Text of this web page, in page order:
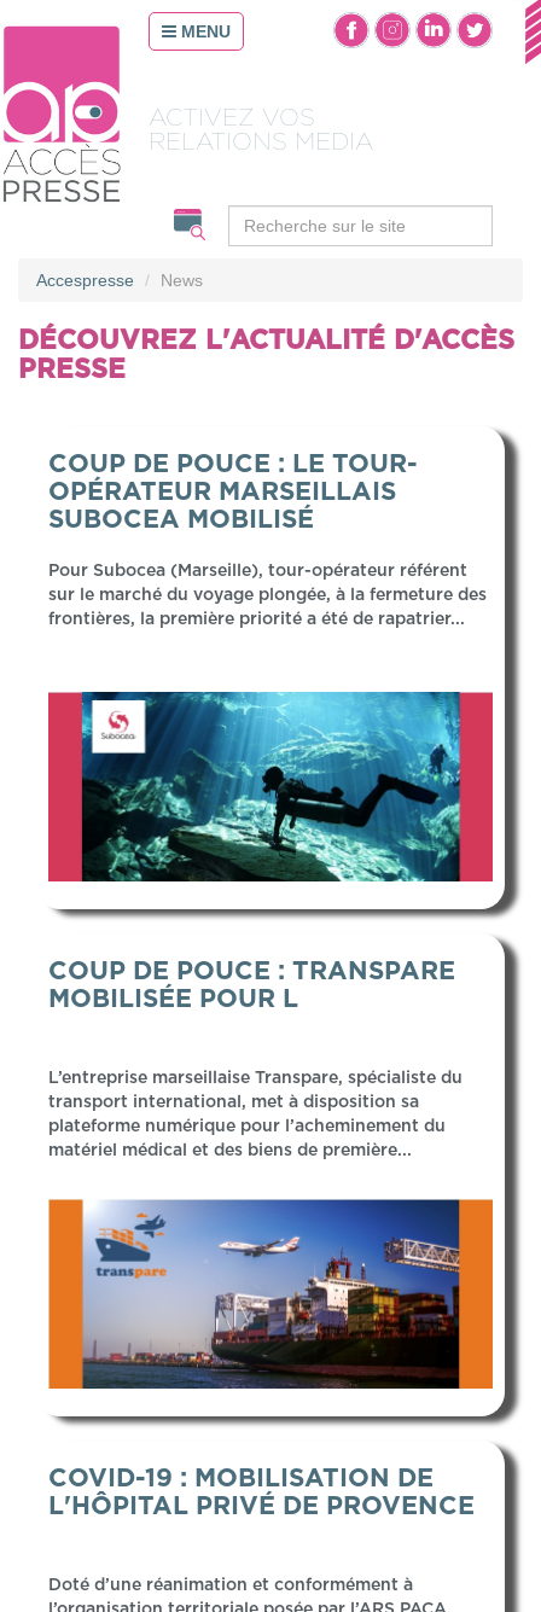
MENU
OPTIMISEZ
VOS CONTENUS
Accespresse News
DÉCOUVREZ L'ACTUALITÉ D'ACCÈS
PRESSE
COUP DE POUCE : LE TOUR-
OPÉRATEUR MARSEILLAIS
SUBOCEA MOBILISÉ
Pour Subocea (Marseille), tour-opérateur référent
sur le marché du voyage plongée, à la fermeture des
frontières, la première priorité a été de rapatrier...
COUP DE POUCE : TRANSPARE
MOBILISÉE POUR L
L’entreprise marseillaise Transpare, spécialiste du
transport international, met à disposition sa
plateforme numérique pour l’acheminement du
matériel médical et des biens de première...
COVID-19 : MOBILISATION DE
L'HÔPITAL PRIVÉ DE PROVENCE
Doté d’une réanimation et conformément à